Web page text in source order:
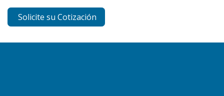
Solicite su Cotización